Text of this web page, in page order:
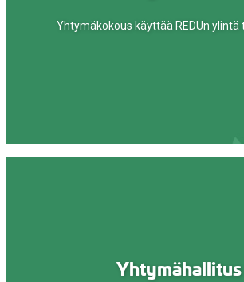
Yhtymäkokous käyttää REDUn ylintä
Yhtymähallitus